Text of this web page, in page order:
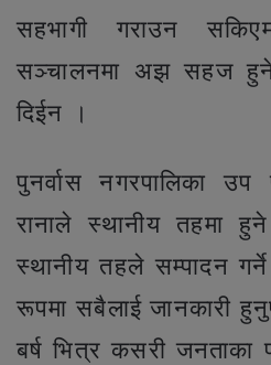
सहभागी गराउन
सञ्चालनमा अझ सहज
दिईन ।
पुनर्वास नगरपालिका
रानाले स्थानीय तहमा
स्थानीय तहले सम्पादन
रूपमा सबैलाई जानकारी
बर्ष भित्र कसरी जनताका